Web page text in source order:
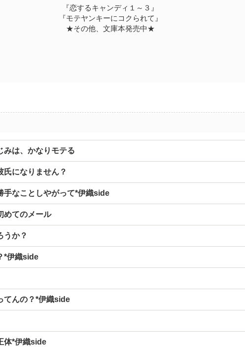
『恋するキャンディ１～３』
『モテヤンキーにコクられて』
★その他、文庫本発売中★
みは、かなりモテる
氏になりません？
手なことしやがって*伊織side
めてのメール
うか？
*伊織side
てんの？*伊織side
体*伊織side